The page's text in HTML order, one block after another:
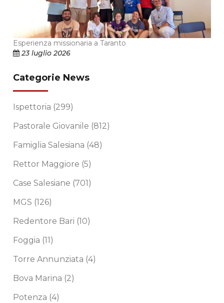
Esperienza missionaria a Taranto
23 luglio 2026
Categorie News
Ispettoria (299)
Pastorale Giovanile (812)
Famiglia Salesiana (48)
Rettor Maggiore (5)
Case Salesiane (701)
MGS (126)
Redentore Bari (10)
Foggia (11)
Torre Annunziata (4)
Bova Marina (2)
Potenza (4)